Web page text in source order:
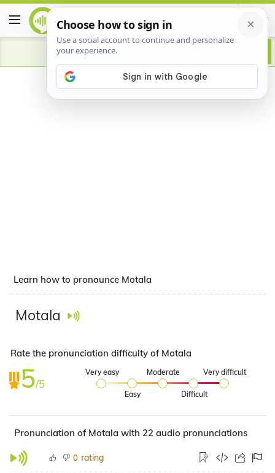
Advertisement
Learn how to pronounce Motala
Motala
Rate the pronunciation difficulty of Motala
5/5
Very easy
Easy
Moderate
Difficult
Very difficult
Pronunciation of Motala with 22 audio pronunciations
0 rating